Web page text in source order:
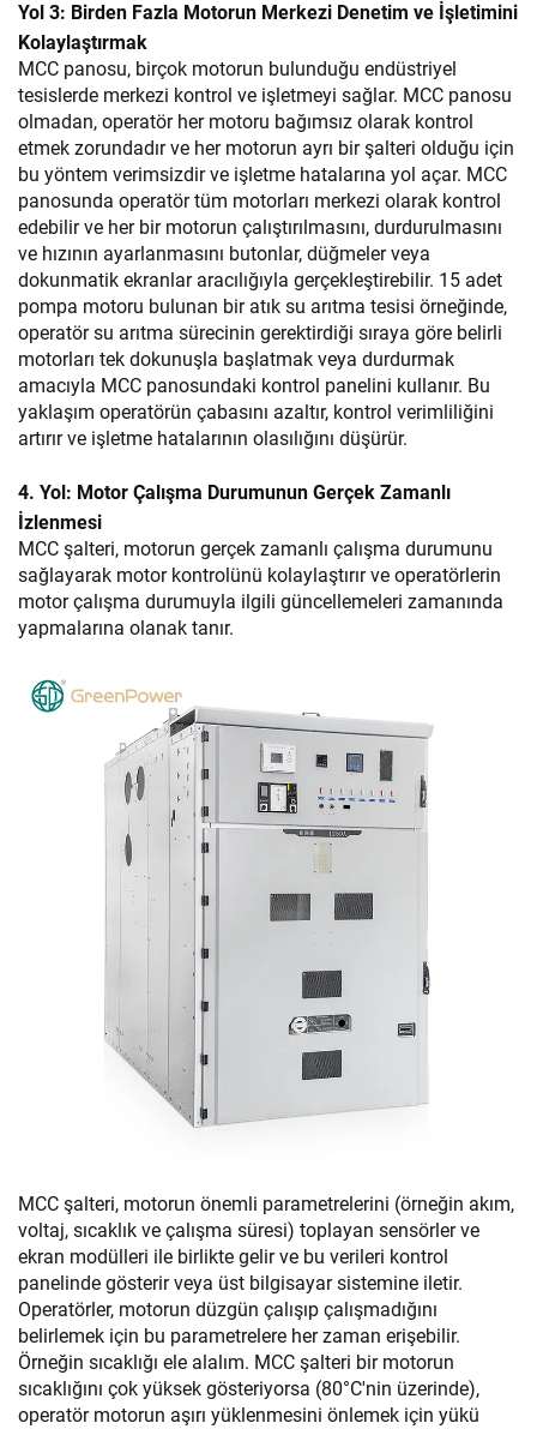
Yol 3: Birden Fazla Motorun Merkezi Denetim ve İşletimini
Kolaylaştırmak
MCC panosu, birçok motorun bulunduğu endüstriyel
tesislerde merkezi kontrol ve işletmeyi sağlar. MCC panosu
olmadan, operatör her motoru bağımsız olarak kontrol
etmek zorundadır ve her motorun ayrı bir şalteri olduğu için
bu yöntem verimsizdir ve işletme hatalarına yol açar. MCC
panosunda operatör tüm motorları merkezi olarak kontrol
edebilir ve her bir motorun çalıştırılmasını, durdurulmasını
ve hızının ayarlanmasını butonlar, düğmeler veya
dokunmatik ekranlar aracılığıyla gerçekleştirebilir. 15 adet
pompa motoru bulunan bir atık su arıtma tesisi örneğinde,
operatör su arıtma sürecinin gerektirdiği sıraya göre belirli
motorları tek dokunuşla başlatmak veya durdurmak
amacıyla MCC panosundaki kontrol panelini kullanır. Bu
yaklaşım operatörün çabasını azaltır, kontrol verimliliğini
artırır ve işletme hatalarının olasılığını düşürür.
4. Yol: Motor Çalışma Durumunun Gerçek Zamanlı
İzlenmesi
MCC şalteri, motorun gerçek zamanlı çalışma durumunu
sağlayarak motor kontrolünü kolaylaştırır ve operatörlerin
motor çalışma durumuyla ilgili güncellemeleri zamanında
yapmalarına olanak tanır.
MCC şalteri, motorun önemli parametrelerini (örneğin akım,
voltaj, sıcaklık ve çalışma süresi) toplayan sensörler ve
ekran modülleri ile birlikte gelir ve bu verileri kontrol
panelinde gösterir veya üst bilgisayar sistemine iletir.
Operatörler, motorun düzgün çalışıp çalışmadığını
belirlemek için bu parametrelere her zaman erişebilir.
Örneğin sıcaklığı ele alalım. MCC şalteri bir motorun
sıcaklığını çok yüksek gösteriyorsa (80°C'nin üzerinde),
operatör motorun aşırı yüklenmesini önlemek için yükü